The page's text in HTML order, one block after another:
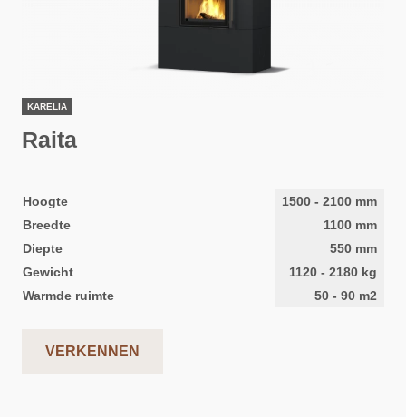
KARELIA
Raita
Hoogte 1500 - 2100 mm
Breedte
1100 mm
Diepte
550 mm
Gewicht
1120 - 2180 kg
Warmde ruimte
50 - 90 m2
VERKENNEN